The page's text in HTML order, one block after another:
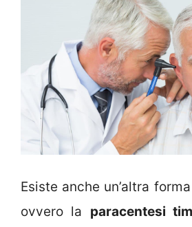
Esiste anche un’altra
ovvero la paracentesi